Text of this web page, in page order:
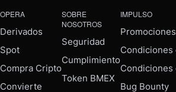
OPERA
Derivados
Spot
Compra Cripto
Convierte
SOBRE
NOSOTROS
Seguridad
Cumplimiento
Token BMEX
IMPULSO
Promociones
Condiciones
Condiciones
Bug Bounty